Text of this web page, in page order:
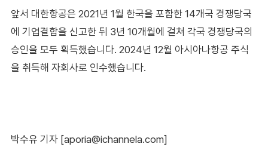
앞서 대한항공은 2021년 1월 한국을 포함한 14개국 경쟁당국
에 기업결합을 신고한 뒤 3년 10개월에 걸쳐 각국 경쟁당국의
승인을 모두 획득했습니다. 2024년 12월 아시아나항공 주식
을 취득해 자회사로 인수했습니다.
박수유 기자 [aporia@ichannela.com]